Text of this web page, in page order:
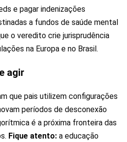
e pagar indenizações
a fundos de saúde mental
o veredito crie jurisprudência
na Europa e no Brasil.
agir
que pais utilizem configurações
períodos de desconexão
é a próxima fronteira das
Fique atento: a educação